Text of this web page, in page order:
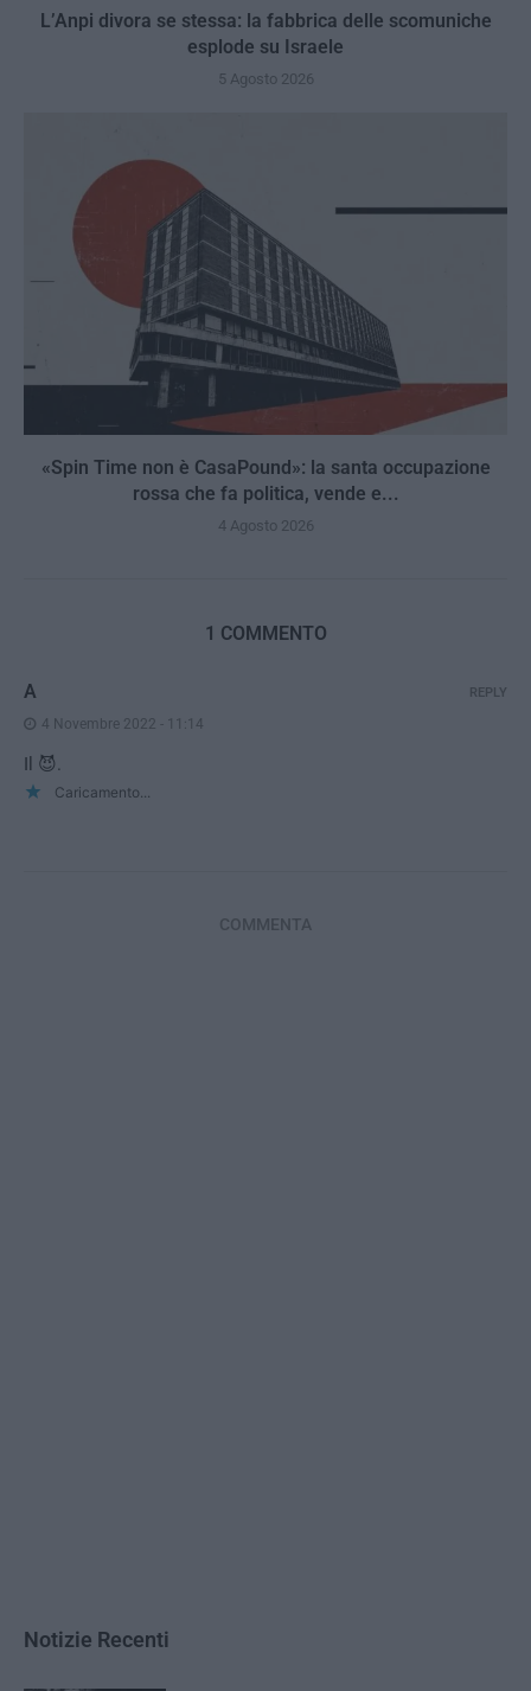
L’Anpi divora se stessa: la fabbrica delle scomuniche
esplode su Israele
5 Agosto 2026
«Spin Time non è CasaPound»: la santa occupazione
rossa che fa politica, vende e...
4 Agosto 2026
1 COMMENTO
A
4 Novembre 2022 - 11:14
Il 😈.
Caricamento...
REPLY
COMMENTA
Notizie Recenti